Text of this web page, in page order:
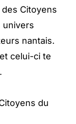
Citoyens
univers
nantais.
celui-ci te
du